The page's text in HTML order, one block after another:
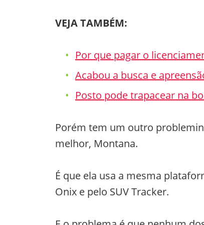
VEJA TAMBÉM:
Por que pagar o
Acabou a busca e
Posto pode trapacear na
Porém tem um outro
melhor, Montana.
É que ela usa a mesma
Onix e pelo SUV Tracker.